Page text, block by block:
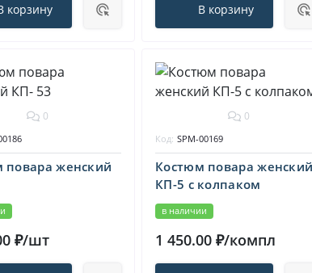
корзину В корзину
0
повара женский
₽/шт
0
Костюм повара женский
КП-5 с колпаком
в наличии
Код: SPM-00169
1 450.00 ₽/компл